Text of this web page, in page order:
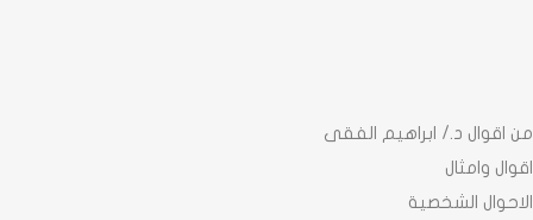
من اقوال د./ ابراهيم الفقى
اقوال وامثال
الاحوال الشخصية